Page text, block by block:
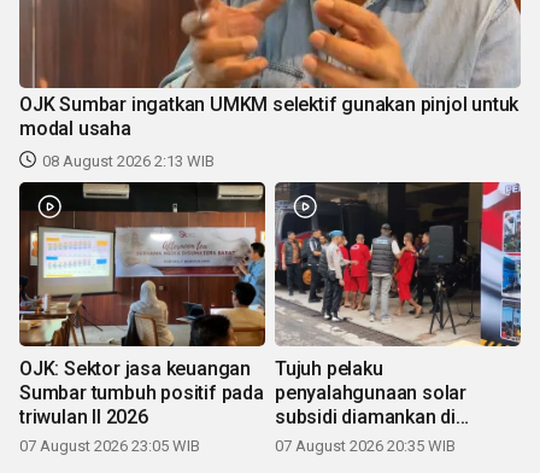
OJK Sumbar ingatkan UMKM selektif gunakan pinjol untuk
modal usaha
08 August 2026 2:13 WIB
OJK: Sektor jasa keuangan
Sumbar tumbuh positif pada
triwulan II 2026
07 August 2026 23:05 WIB
Tujuh pelaku
penyalahgunaan solar
subsidi diamankan di
Sumbar
07 August 2026 20:35 WIB